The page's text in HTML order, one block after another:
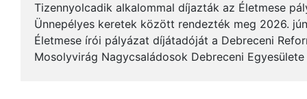
Tizennyolcadik alkalommal díjazták az Életmese
Ünnepélyes keretek között rendezték meg 2026.
Életmese írói pályázat díjátadóját a Debreceni
Mosolyvirág Nagycsaládosok Debreceni